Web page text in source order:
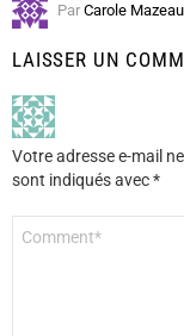
Par Carole Mazeau
LAISSER UN
Votre adresse e-mail
sont indiqués avec*